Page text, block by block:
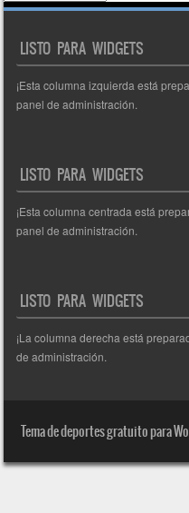
de
LISTO PARA WIDGETS
¡Esta columna izquierda está
panel de administración.
LISTO PARA WIDGETS
¡Esta columna centrada está
panel de administración.
LISTO PARA WIDGETS
¡La columna derecha está
de administración.
Tema de deportes gratuito para